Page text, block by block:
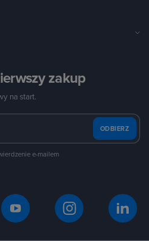
zakup
na start.
ODBIERZ
e-mailem